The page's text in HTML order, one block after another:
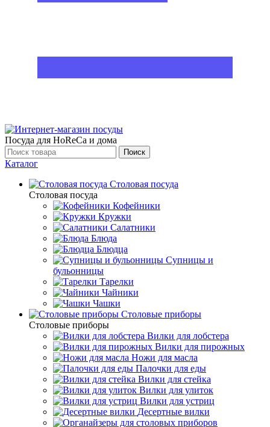
Посуда для HoReCa и дома
Поиск
Каталог
Столовая посуда
Столовая посуда
Кофейники
Кружки
Салатники
Блюда
Блюдца
Супницы и
бульонницы
Тарелки
Чайники
Чашки
Cтоловые приборы
Cтоловые приборы
Вилки для лобстера
Вилки для пирожных
Ножи для масла
Палочки для еды
Вилки для стейка
Вилки для улиток
Вилки для устриц
Десертные вилки